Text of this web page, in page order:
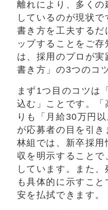
離れにより、多く
しているのが現状
書き方を工夫する
ップすることをご
は、採用のプロが
書き方」の3つのコ
まず1つ目のコツは
込む」ことです。「
りも「月給30万円
が応募者の目を引
林組では、新卒採
収を明示すること
しています。また
も具体的に示すこ
安を払拭できます。